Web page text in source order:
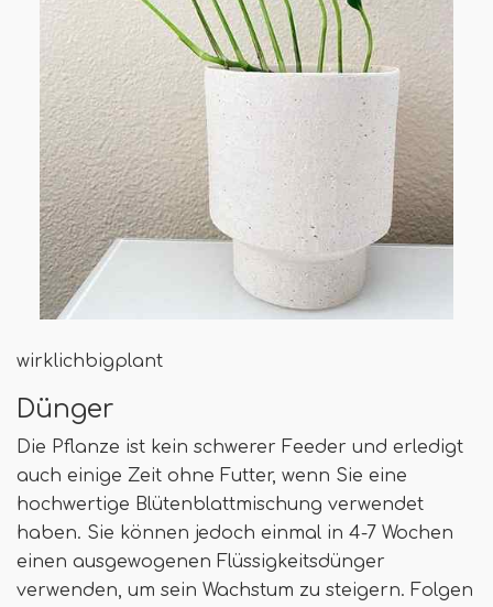
wirklichbigplant
Dünger
Die Pflanze ist kein schwerer Feeder und erledigt
auch einige Zeit ohne Futter, wenn Sie eine
hochwertige Blütenblattmischung verwendet
haben. Sie können jedoch einmal in 4-7 Wochen
einen ausgewogenen Flüssigkeitsdünger
verwenden, um sein Wachstum zu steigern. Folgen